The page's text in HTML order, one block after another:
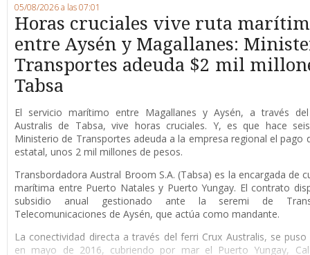
05/08/2026 a las 07:01
Horas cruciales vive ruta
entre Aysén y Magallanes:
Transportes adeuda $2 mil
Tabsa
El servicio marítimo entre Magallanes y Aysén, a través
Australis de Tabsa, vive horas cruciales. Y, es que hace
Ministerio de Transportes adeuda a la empresa regional el pago
estatal, unos 2 mil millones de pesos.
Transbordadora Austral Broom S.A. (Tabsa) es la encargada de
marítima entre Puerto Natales y Puerto Yungay. El contrato
subsidio anual gestionado ante la seremi de
Telecomunicaciones de Aysén, que actúa como mandante.
La conectividad directa a través del ferri Crux Australis, se
en mayo de 2016, cubriendo por mar el Puerto Yungay,